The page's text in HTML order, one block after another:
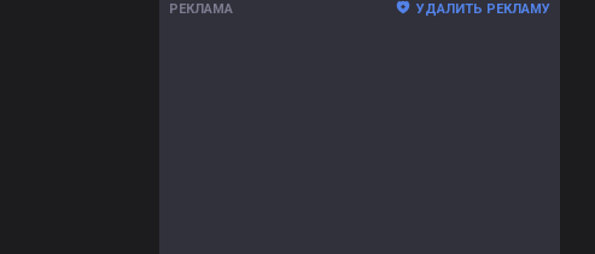
РЕКЛАМА УДАЛИТЬ РЕКЛАМУ